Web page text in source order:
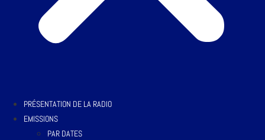
PRÉSENTATION DE LA RADIO
EMISSIONS
PAR DATES